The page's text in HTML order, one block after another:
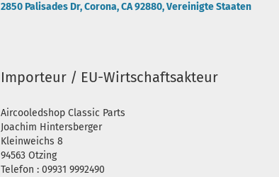
2850 Palisades Dr, Corona, CA 92880, Vereinigte Staaten
Importeur / EU-Wirtschaftsakteur
Aircooledshop Classic Parts
Joachim Hintersberger
Kleinweichs 8
94563 Otzing
Telefon : 09931 9992490